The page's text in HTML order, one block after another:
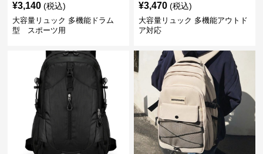
¥3,140 (税込)
大容量リュック 多機能ドラム
型 スポーツ用
¥3,470 (税込)
大容量リュック 多機能アウトド
ア対応